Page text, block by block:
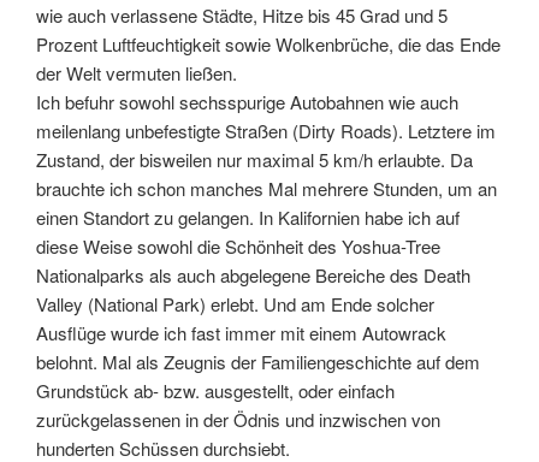
wie auch verlassene Städte, Hitze bis 45 Grad und 5
Prozent Luftfeuchtigkeit sowie Wolkenbrüche, die das Ende
der Welt vermuten ließen.
Ich befuhr sowohl sechsspurige Autobahnen wie auch
meilenlang unbefestigte Straßen (Dirty Roads). Letztere im
Zustand, der bisweilen nur maximal 5 km/h erlaubte. Da
brauchte ich schon manches Mal mehrere Stunden, um an
einen Standort zu gelangen. In Kalifornien habe ich auf
diese Weise sowohl die Schönheit des Yoshua-Tree
Nationalparks als auch abgelegene Bereiche des Death
Valley (National Park) erlebt. Und am Ende solcher
Ausflüge wurde ich fast immer mit einem Autowrack
belohnt. Mal als Zeugnis der Familiengeschichte auf dem
Grundstück ab- bzw. ausgestellt, oder einfach
zurückgelassenen in der Ödnis und inzwischen von
hunderten Schüssen durchsiebt.